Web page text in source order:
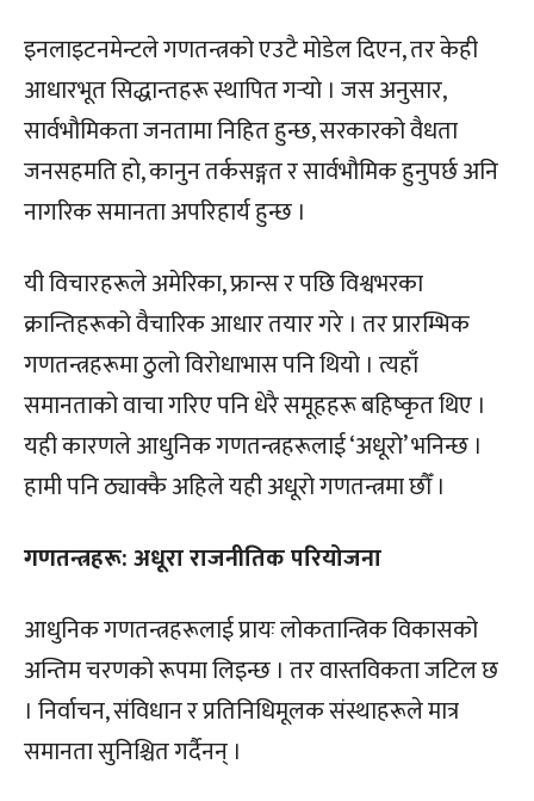
इनलाइटनमेन्टले गणतन्त्रको एउटै मोडेल दिएन, तर केही
आधारभूत सिद्धान्तहरू स्थापित गर्‍यो । जस अनुसार,
सार्वभौमिकता जनतामा निहित हुन्छ, सरकारको वैधता
जनसहमति हो, कानुन तर्कसङ्गत र सार्वभौमिक हुनुपर्छ अनि
नागरिक समानता अपरिहार्य हुन्छ ।
यी विचारहरूले अमेरिका, फ्रान्स र पछि विश्वभरका
क्रान्तिहरूको वैचारिक आधार तयार गरे । तर प्रारम्भिक
गणतन्त्रहरूमा ठुलो विरोधाभास पनि थियो । त्यहाँ
समानताको वाचा गरिए पनि धेरै समूहहरू बहिष्कृत थिए ।
यही कारणले आधुनिक गणतन्त्रहरूलाई ‘अधूरो’ भनिन्छ ।
हामी पनि ठ्याक्कै अहिले यही अधूरो गणतन्त्रमा छौँ ।
गणतन्त्रहरू: अधूरा राजनीतिक परियोजना
आधुनिक गणतन्त्रहरूलाई प्रायः लोकतान्त्रिक विकासको
अन्तिम चरणको रूपमा लिइन्छ । तर वास्तविकता जटिल छ
। निर्वाचन, संविधान र प्रतिनिधिमूलक संस्थाहरूले मात्र
समानता सुनिश्चित गर्दैनन् ।